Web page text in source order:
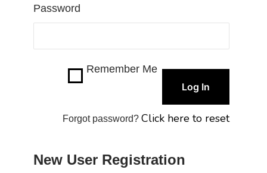
Password
Remember Me
Forgot password?Click here to reset
New User Registration